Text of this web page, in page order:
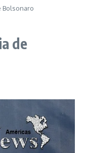
Bolsonaro
de